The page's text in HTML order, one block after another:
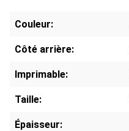
Couleur:
Côté arrière:
Imprimable:
Taille:
Épaisseur: